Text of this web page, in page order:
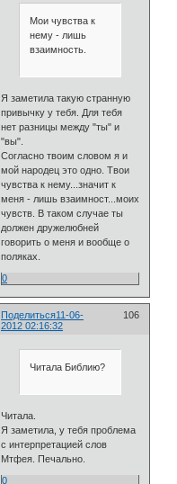
Мои чувства к
нему - лишь
взаимность.
Я заметила такую странную
привычку у тебя. Для тебя
нет разницы между "ты" и
"вы".
Согласно твоим словом я и
мой народец это одно. Твои
чувства к нему...значит к
меня - лишь взаимност...моих
чувств. В таком случае ты
должен дружелюбней
говорить о меня и вообще о
поляках.
0
Поделиться 106
11-06-
2012 02:16:32
Читала Библию?
Читала.
Я заметила, у тебя проблема
с интерпретацией слов
Мтфея. Печально.
0